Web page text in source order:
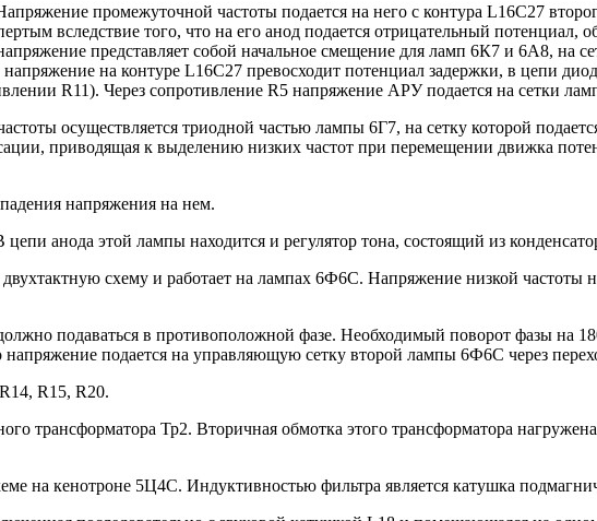
промежуточной частоты подается на него с контура L16C27
вследствие того, что на его анод подается отрицательный потенциал,
представляет собой начальное смещение для ламп 6К7 и 6А8, на
на контуре L16C27 превосходит потенциал задержки, в цепи
R11). Через сопротивление R5 напряжение АРУ подается на сетки
осуществляется триодной частью лампы 6Г7, на сетку которой
приводящая к выделению низких частот при перемещении движка
напряжения на нем.
анода этой лампы находится и регулятор тона, состоящий из
схему и работает на лампах 6Ф6С. Напряжение низкой частоты
подаваться в противоположной фазе. Необходимый поворот фазы на
подается на управляющую сетку второй лампы 6Ф6С через
R15, R20.
трансформатора Тр2. Вторичная обмотка этого трансформатора
на кенотроне 5Ц4С. Индуктивностью фильтра является катушка